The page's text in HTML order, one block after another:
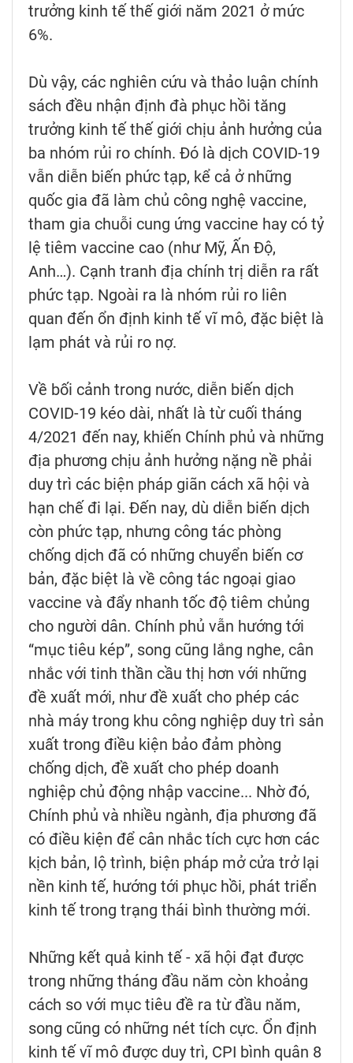
trưởng kinh tế thế giới năm 2021 ở mức
6%.
Dù vậy, các nghiên cứu và thảo luận chính
sách đều nhận định đà phục hồi tăng
trưởng kinh tế thế giới chịu ảnh hưởng của
ba nhóm rủi ro chính. Đó là dịch COVID-19
vẫn diễn biến phức tạp, kể cả ở những
quốc gia đã làm chủ công nghệ vaccine,
tham gia chuỗi cung ứng vaccine hay có tỷ
lệ tiêm vaccine cao (như Mỹ, Ấn Độ,
Anh…). Cạnh tranh địa chính trị diễn ra rất
phức tạp. Ngoài ra là nhóm rủi ro liên
quan đến ổn định kinh tế vĩ mô, đặc biệt là
lạm phát và rủi ro nợ.
Về bối cảnh trong nước, diễn biến dịch
COVID-19 kéo dài, nhất là từ cuối tháng
4/2021 đến nay, khiến Chính phủ và những
địa phương chịu ảnh hưởng nặng nề phải
duy trì các biện pháp giãn cách xã hội và
hạn chế đi lại. Đến nay, dù diễn biến dịch
còn phức tạp, nhưng công tác phòng
chống dịch đã có những chuyển biến cơ
bản, đặc biệt là về công tác ngoại giao
vaccine và đẩy nhanh tốc độ tiêm chủng
cho người dân. Chính phủ vẫn hướng tới
“mục tiêu kép”, song cũng lắng nghe, cân
nhắc với tinh thần cầu thị hơn với những
đề xuất mới, như đề xuất cho phép các
nhà máy trong khu công nghiệp duy trì sản
xuất trong điều kiện bảo đảm phòng
chống dịch, đề xuất cho phép doanh
nghiệp chủ động nhập vaccine... Nhờ đó,
Chính phủ và nhiều ngành, địa phương đã
có điều kiện để cân nhắc tích cực hơn các
kịch bản, lộ trình, biện pháp mở cửa trở lại
nền kinh tế, hướng tới phục hồi, phát triển
kinh tế trong trạng thái bình thường mới.
Những kết quả kinh tế - xã hội đạt được
trong những tháng đầu năm còn khoảng
cách so với mục tiêu đề ra từ đầu năm,
song cũng có những nét tích cực. Ổn định
kinh tế vĩ mô được duy trì, CPI bình quân 8